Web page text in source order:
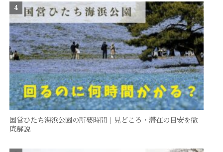
国営ひたち海浜公園の所要時間｜見どころ・滞在の目安を徹
底解説